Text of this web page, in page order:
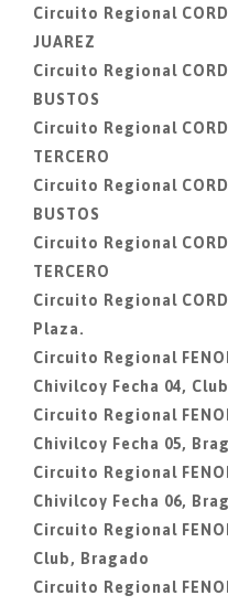
Circuito Regional
JUAREZ
Circuito Regional
BUSTOS
Circuito Regional
TERCERO
Circuito Regional
BUSTOS
Circuito Regional
TERCERO
Circuito Regional
Plaza.
Circuito Regional
Chivilcoy Fecha 04,
Circuito Regional
Chivilcoy Fecha 05,
Circuito Regional
Chivilcoy Fecha 06,
Circuito Regional
Club, Bragado
Circuito Regional